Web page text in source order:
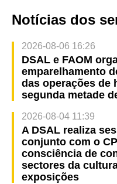
Notícias dos
2026-08-06 16:26
DSAL e FAOM
emparelhamento
das operações de
segunda metade
2026-08-04 11:39
A DSAL realiza
conjunto com o
consciência de
sectores da
exposições